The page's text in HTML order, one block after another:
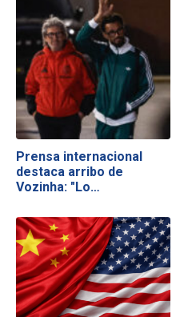
Prensa internacional
destaca arribo de
Vozinha: "Lo…